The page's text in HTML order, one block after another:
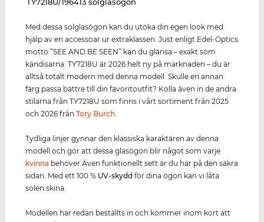
‌TY7218U/196413 solglasögon
Med dessa solglasögon kan du utöka din egen look med
hjälp av en accessoar ur extraklassen. Just enligt Edel-Optics
motto ”SEE AND BE SEEN” kan du glänsa – exakt som
kändisarna. TY7218U är 2026 helt ny på marknaden – du är
alltså totalt modern med denna modell. Skulle en annan
färg passa bättre till din favoritoutfit? Kolla även in de andra
stilarna från TY7218U som finns i vårt sortiment från 2025
och 2026 frånTory Burch.
Tydliga linjer gynnar den klassiska karaktären av denna
modell och gör att dessa glasögon blir något som varje
kvinna behöver.Även funktionellt sett är du här på den säkra
sidan. Med ett 100 % UV-skydd för dina ögon kan vi låta
solen skina.
Modellen har redan beställts in och kommer inom kort att